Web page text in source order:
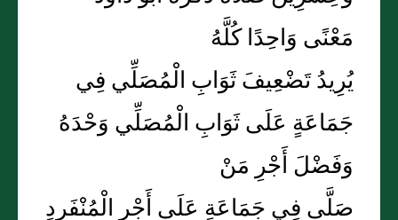
مَعْنًى وَاحِدًا كُلَّهُ
يُرِيدُ تَضْعِيفَ ثَوَابِ الْمُصَلِّي فِي
جَمَاعَةٍ عَلَى ثَوَابِ الْمُصَلِّي وَحْدَهُ
وَفَضْلَ أَجْرِ مَنْ
صَلَّى فِي جَمَاعَةٍ عَلَى أَجْرِ الْمُنْفَرِدِ